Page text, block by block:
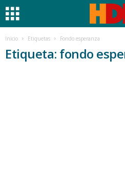
Inicio Etiquetas Fondo esperanza
Etiqueta: fondo